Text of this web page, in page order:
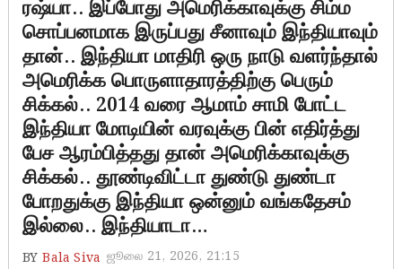
ரஷ்யா.. இப்போது அமெரிக்காவுக்கு சிம்ம
சொப்பனமாக இருப்பது சீனாவும் இந்தியாவும்
தான்.. இந்தியா மாதிரி ஒரு நாடு வளர்ந்தால்
அமெரிக்க பொருளாதாரத்திற்கு பெரும்
சிக்கல்.. 2014 வரை ஆமாம் சாமி போட்ட
இந்தியா மோடியின் வரவுக்கு பின் எதிர்த்து
பேச ஆரம்பித்தது தான் அமெரிக்காவுக்கு
சிக்கல்.. தூண்டிவிட்டா துண்டு துண்டா
போறதுக்கு இந்தியா ஒன்னும் வங்கதேசம்
இல்லை.. இந்தியாடா…
BY Bala Siva ஜூலை 21, 2026, 21:15